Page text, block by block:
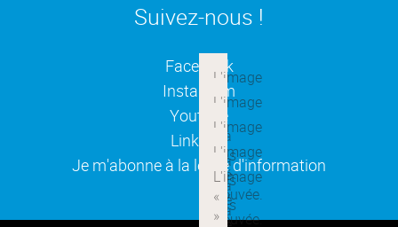
Suivez-nous !
Facebook(ouverture dans une
Instagram(ouverture dans une
Youtube(ouverture dans une
Linkedin
(ouverture dans une
Je m'abonne à la lettre d'information
(ouverture dans une